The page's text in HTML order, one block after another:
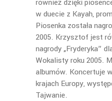
również dzięki
w duecie z Kayah,
Piosenka została
2005. Krzysztof jest
nagrody „Fryderyka”
Wokalisty roku 2005.
albumów. Koncertuje
krajach Europy,
Tajwanie.